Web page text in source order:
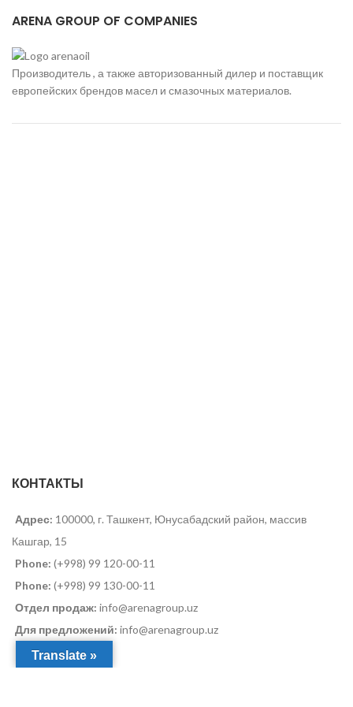
ARENA GROUP OF COMPANIES
Производитель , а также авторизованный дилер и поставщик
европейских брендов масел и смазочных материалов.
КОНТАКТЫ
Адрес: 100000, г. Ташкент, Юнусабадский район, массив
Кашгар, 15
Phone: (+998) 99 120-00-11
Phone: (+998) 99 130-00-11
Отдел продаж: info@arenagroup.uz
Для предложений: info@arenagroup.uz
Translate »